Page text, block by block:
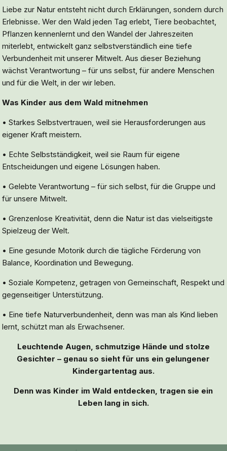
Liebe zur Natur entsteht nicht durch Erklärungen, sondern durch
Erlebnisse. Wer den Wald jeden Tag erlebt, Tiere beobachtet,
Pflanzen kennenlernt und den Wandel der Jahreszeiten
miterlebt, entwickelt ganz selbstverständlich eine tiefe
Verbundenheit mit unserer Mitwelt. Aus dieser Beziehung
wächst Verantwortung – für uns selbst, für andere Menschen
und für die Welt, in der wir leben.
Was Kinder aus dem Wald mitnehmen
• Starkes Selbstvertrauen, weil sie Herausforderungen aus
eigener Kraft meistern.
• Echte Selbstständigkeit, weil sie Raum für eigene
Entscheidungen und eigene Lösungen haben.
• Gelebte Verantwortung – für sich selbst, für die Gruppe und
für unsere Mitwelt.
• Grenzenlose Kreativität, denn die Natur ist das vielseitigste
Spielzeug der Welt.
• Eine gesunde Motorik durch die tägliche Förderung von
Balance, Koordination und Bewegung.
• Soziale Kompetenz, getragen von Gemeinschaft, Respekt und
gegenseitiger Unterstützung.
• Eine tiefe Naturverbundenheit, denn was man als Kind lieben
lernt, schützt man als Erwachsener.
Leuchtende Augen, schmutzige Hände und stolze
Gesichter – genau so sieht für uns ein gelungener
Kindergartentag aus.
Denn was Kinder im Wald entdecken, tragen sie ein
Leben lang in sich.